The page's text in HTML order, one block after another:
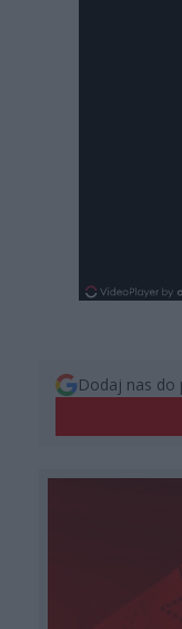
Dodaj nas do